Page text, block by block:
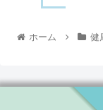
ホーム 健